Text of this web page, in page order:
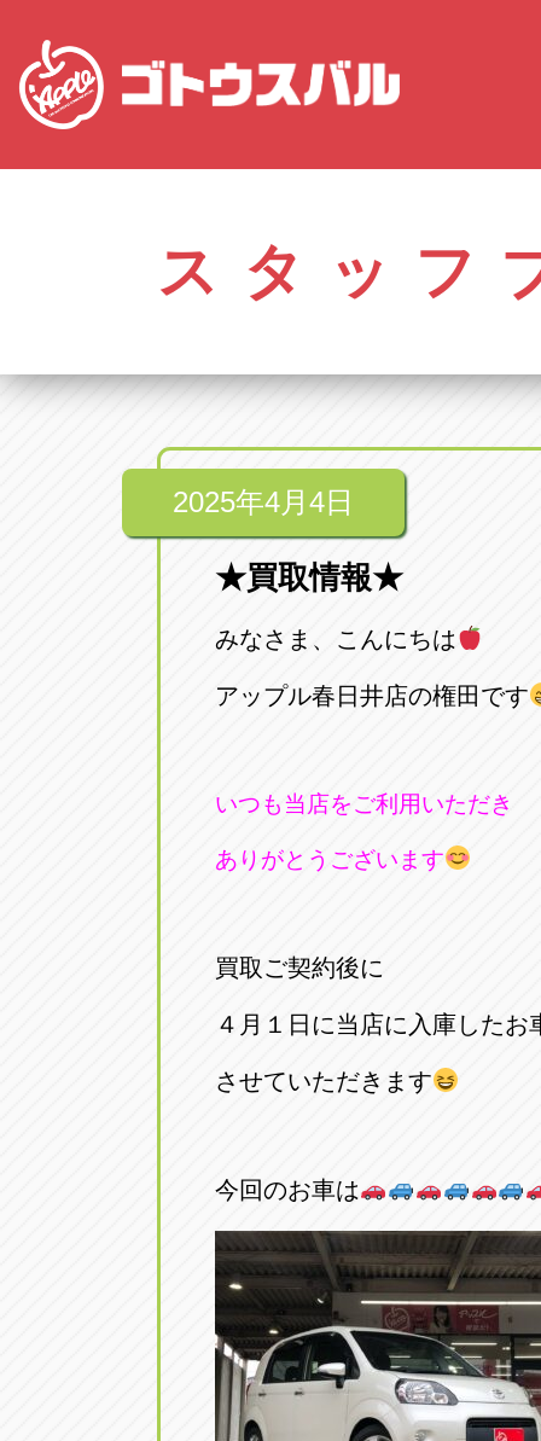
アップル
0561-84-
アップル
0586-28-
アップル
0568-85-
0568-25-
0569-35-
アップル
0561-53-
アップル
0587-66-
愛知県春日井市柏井町4-43-1
アップル春日井中央店
愛知県瀬戸市美濃池町29-1
アップル一宮22号店
愛知県一宮市朝日3-4-12
アップル春日井店
愛知県春日井市八田町2-1-16
愛知県北名古屋市中之郷八反
愛知県常滑市長間37-1
アップル尾張旭店
愛知県尾張旭市印場元町5-2-8
アップル岩倉店
愛知県岩倉市大地町長田35-1
スタッフ
2025年4月4日
★買取情報★
みなさま、こんにちは
アップル春日井店の権田です
いつも当店をご利用いただき
ありがとうございます
買取ご契約後に
４月１日に当店に入庫したお
させていただきます
今回のお車は